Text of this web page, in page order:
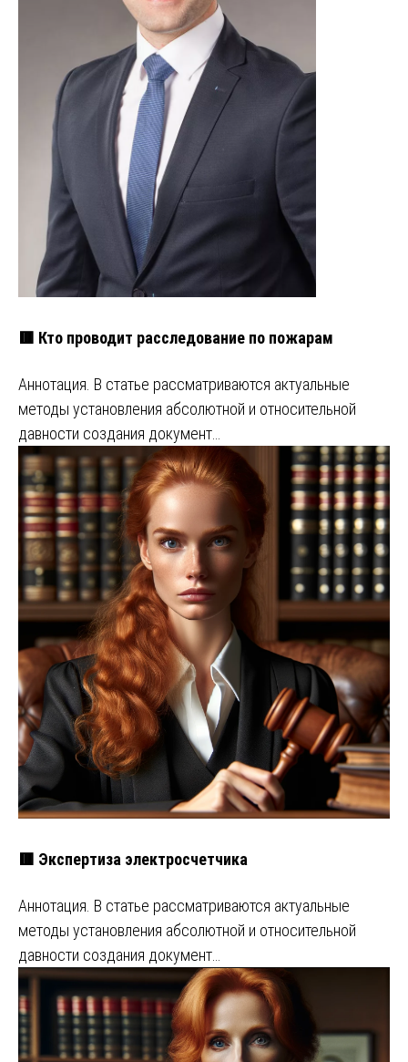
🟥 Кто проводит расследование по пожарам
Аннотация. В статье рассматриваются актуальные
методы установления абсолютной и относительной
давности создания документ…
🟥 Экспертиза электросчетчика
Аннотация. В статье рассматриваются актуальные
методы установления абсолютной и относительной
давности создания документ…